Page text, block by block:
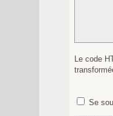
Le code
Se